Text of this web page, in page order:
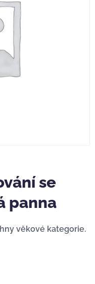
se
panna
věkové kategorie.